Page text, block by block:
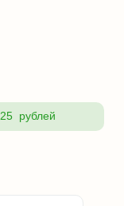
25 рублей